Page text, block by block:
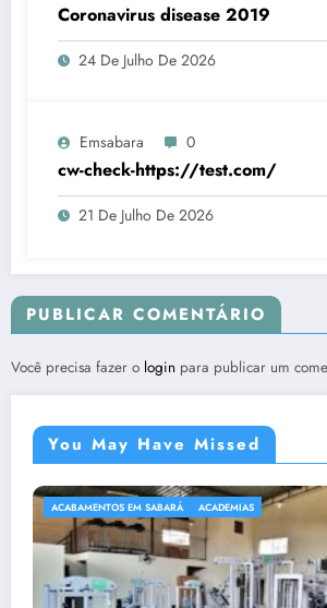
Coronavirus disease 2019
24 De Julho De 2026
Emsabara 0
cw-check-https://test.com/
21 De Julho De 2026
PUBLICAR COMENTÁRIO
Você precisa fazer o login para publicar um
You May Have Missed
ACABAMENTOS EM SABARÁ ACADEMIAS